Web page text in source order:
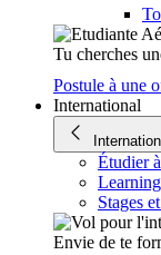
Tu cherches
Postule à une
International
Étudier
Stages
Envie de te